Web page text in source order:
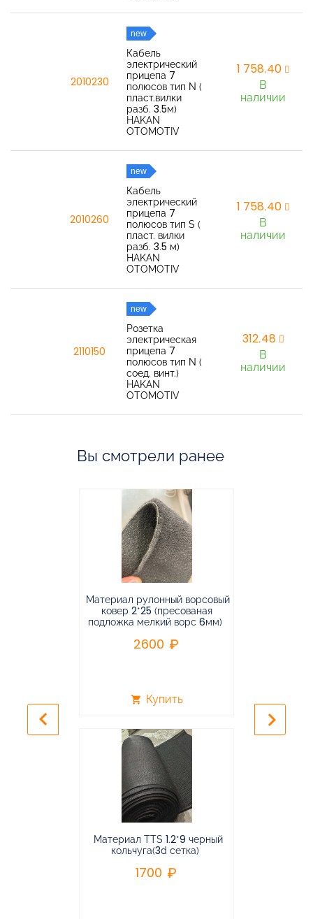
2010230
new
Кабель
электрический
прицепа 7
полюсов тип N (
пласт.вилки
разб. 3.5м)
HAKAN
OTOMOTIV
1 758,40
В
наличии
2010260
new
Кабель
электрический
прицепа 7
полюсов тип S (
пласт. вилки
разб. 3.5 м)
HAKAN
OTOMOTIV
1 758,40
В
наличии
2110150
new
Розетка
электрическая
прицепа 7
полюсов тип N (
соед. винт.)
HAKAN
OTOMOTIV
312,48
В
наличии
Вы смотрели ранее
Материал рулонный ворсовый
ковер 2*25 (пресованая
подложка мелкий ворс 6мм)
2600
shopping_cart Купить
Материал TTS 1.2*9 черный
кольчуга(3d сетка)
1700
keyboard_arrow_left keyboard_arrow_right